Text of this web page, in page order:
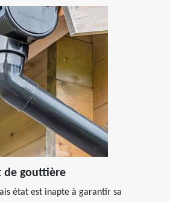
de gouttière
état est inapte à garantir sa